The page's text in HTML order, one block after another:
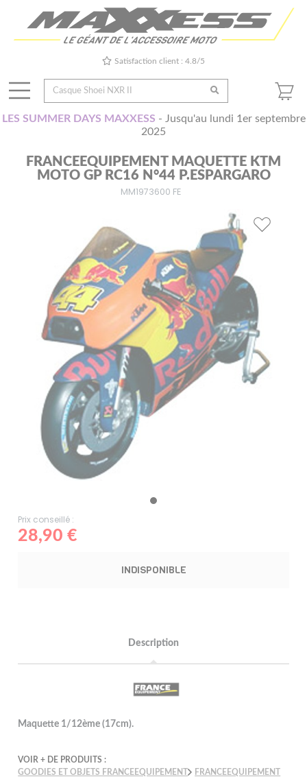
Satisfaction client : 4.8/5
LES SUMMER DAYS MAXXESS - Jusqu'au lundi 1er septembre
2025
FRANCEEQUIPEMENT MAQUETTE KTM
MOTO GP RC16 N°44 P.ESPARGARO
MM1973600 FE
Prix conseillé :
28,90 €
INDISPONIBLE
Description
Maquette 1/12ème (17cm).
VOIR + DE PRODUITS :
GOODIES ET OBJETS FRANCEEQUIPEMENT
FRANCEEQUIPEMENT